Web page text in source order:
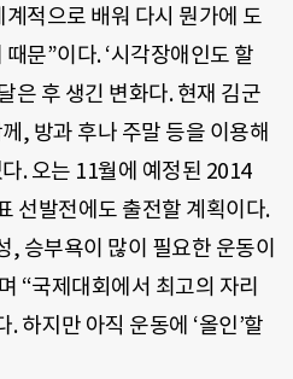
계적으로 배워 다시 뭔가에 도
문”이다. ‘시각장애인도 할
은 후 생긴 변화다. 현재 김군
, 방과 후나 주말 등을 이용해
. 오는 11월에 예정된 2014
선발전에도 출전할 계획이다.
승부욕이 많이 필요한 운동이
“국제대회에서 최고의 자리
하지만 아직 운동에 ‘올인’할